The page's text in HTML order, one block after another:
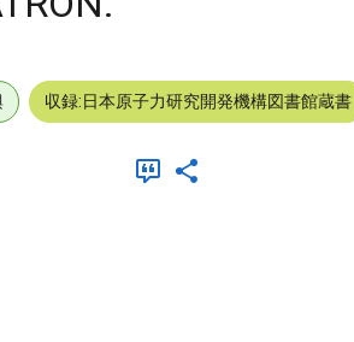
収録:日本原子力研究開発機構図書館蔵書